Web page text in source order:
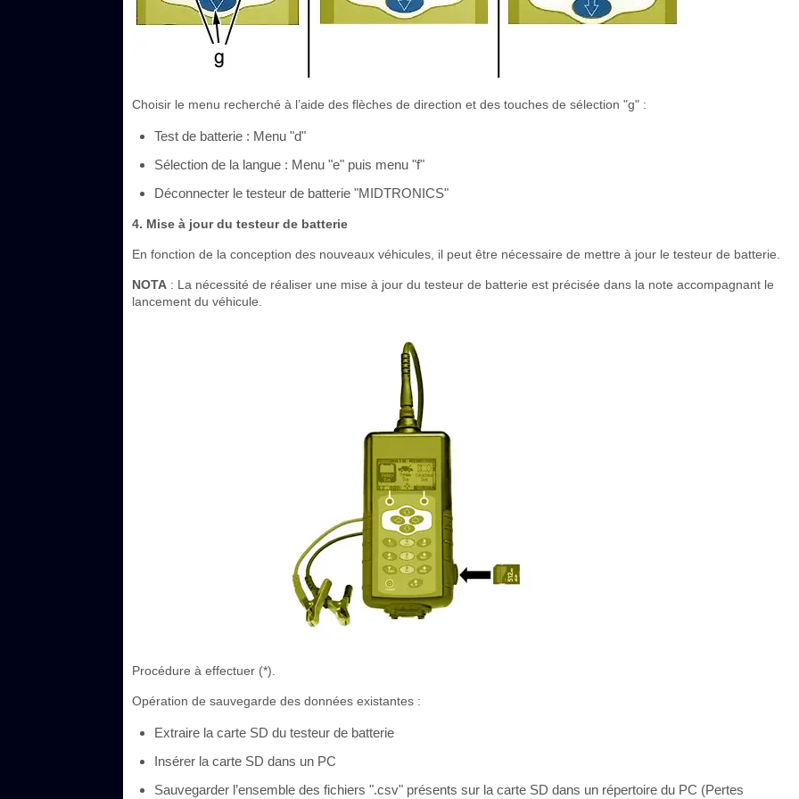
Choisir le menu recherché à l’aide des flèches de direction et des touches de sélection "g" :
Test de batterie : Menu "d"
Sélection de la langue : Menu "e" puis menu "f"
Déconnecter le testeur de batterie "MIDTRONICS"
4. Mise à jour du testeur de batterie
En fonction de la conception des nouveaux véhicules, il peut être nécessaire de mettre à jour le testeur de batterie.
NOTA : La nécessité de réaliser une mise à jour du testeur de batterie est précisée dans la note accompagnant le
lancement du véhicule.
Procédure à effectuer (*).
Opération de sauvegarde des données existantes :
Extraire la carte SD du testeur de batterie
Insérer la carte SD dans un PC
Sauvegarder l’ensemble des fichiers ".csv" présents sur la carte SD dans un répertoire du PC (Pertes